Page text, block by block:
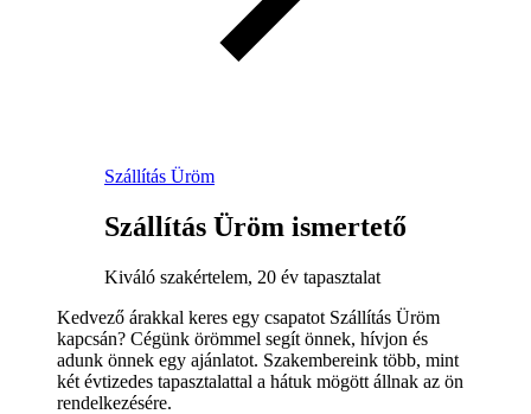
Szállítás Üröm
Szállítás Üröm ismertető
Kiváló szakértelem, 20 év tapasztalat
Kedvező árakkal keres egy csapatot Szállítás Üröm
kapcsán? Cégünk örömmel segít önnek, hívjon és
adunk önnek egy ajánlatot. Szakembereink több, mint
két évtizedes tapasztalattal a hátuk mögött állnak az ön
rendelkezésére.